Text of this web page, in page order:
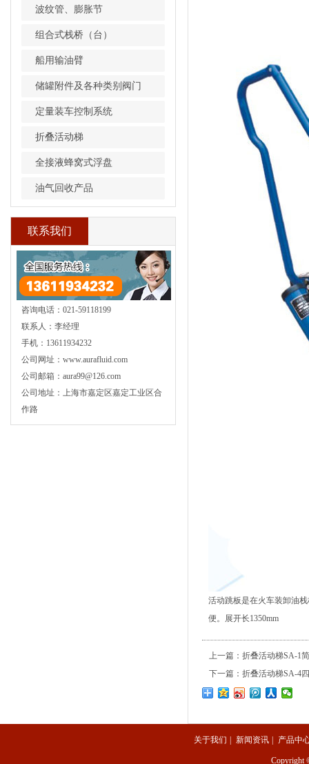
波纹管、膨胀节
组合式栈桥（台）
船用输油臂
储罐附件及各种类别阀门
定量装车控制系统
折叠活动梯
全接液蜂窝式浮盘
油气回收产品
联系我们
咨询电话：021-59118199
联系人：李经理
手机：13611934232
公司网址：www.aurafluid.com
公司邮箱：aura99@126.com
公司地址：上海市嘉定区嘉定工业区合
作路
活动跳板是在火车装卸油
便。展开长1350mm
上一篇： 折叠活动梯SA-1
下一篇： 折叠活动梯SA-4
关于我们 新闻资讯 产品中
Copyright